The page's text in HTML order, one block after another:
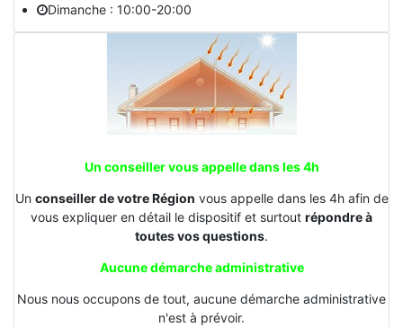
Dimanche : 10:00-20:00
Un conseiller vous appelle dans les 4h
Un conseiller de votre Région vous appelle dans les 4h afin de
vous expliquer en détail le dispositif et surtout répondre à
toutes vos questions.
Aucune démarche administrative
Nous nous occupons de tout, aucune démarche administrative
n'est à prévoir.